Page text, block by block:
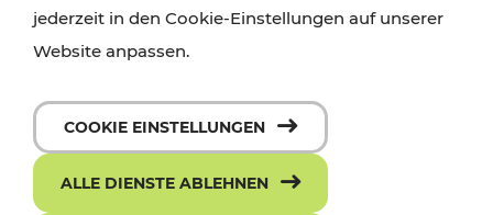
jederzeit in den Cookie-Einstellungen auf unserer
Website anpassen.
COOKIE EINSTELLUNGEN
ALLE DIENSTE ABLEHNEN